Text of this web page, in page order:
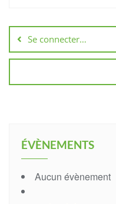
de
l’article
Se connecter…
ÉVÈNEMENTS
Aucun évènement